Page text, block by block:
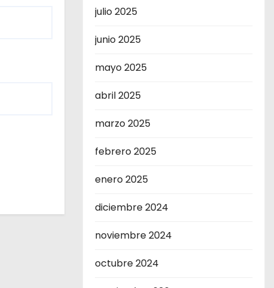
julio 2025
junio 2025
mayo 2025
abril 2025
marzo 2025
febrero 2025
enero 2025
diciembre 2024
noviembre 2024
octubre 2024